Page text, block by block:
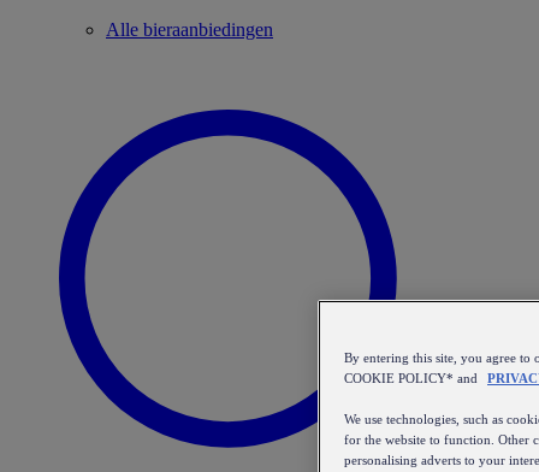
Alle bieraanbiedingen
By entering this site, you agree to
COOKIE POLICY* and
We use technologies, such as
for the website to function. Other
personalising adverts to your